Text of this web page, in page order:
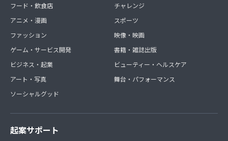
フード・飲食店
アニメ・漫画
ファッション
ゲーム・サービス開発
ビジネス・起業
アート・写真
ソーシャルグッド
チャレンジ
スポーツ
映像・映画
書籍・雑誌出版
ビューティー・ヘルスケア
舞台・パフォーマンス
起案サポート